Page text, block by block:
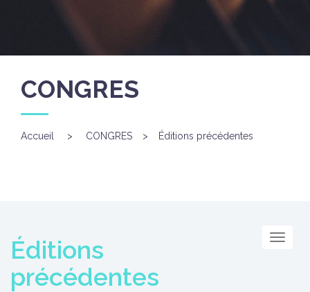
CONGRES
Accueil > CONGRES > Éditions précédentes
Menu
Éditions
précédentes